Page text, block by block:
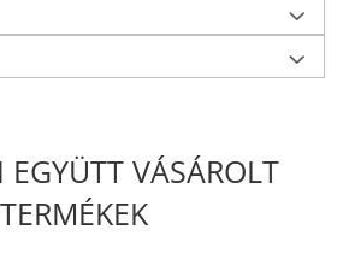
EGYÜTT VÁSÁROLT
TERMÉKEK